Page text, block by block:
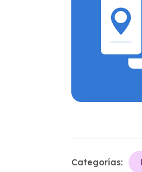
Categorías: